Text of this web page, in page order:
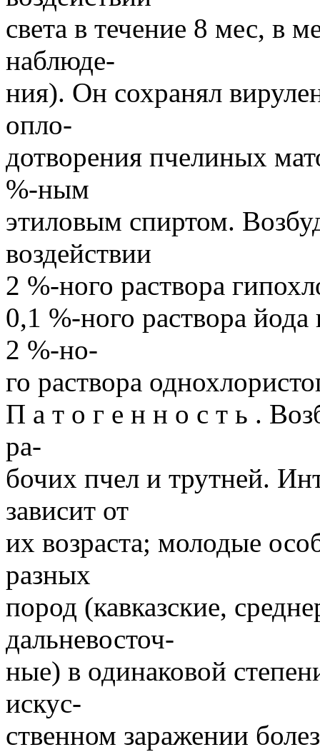
света в течение 8 мес, в
наблюде-
ния). Он сохранял
опло-
дотворения пчелиных
%-ным
этиловым спиртом.
воздействии
2 %-ного раствора
0,1 %-ного раствора
2 %-но-
го раствора
П а т о г е н н о с т ь .
ра-
бочих пчел и трутней.
зависит от
их возраста; молодые
разных
пород (кавказские,
дальневосточ-
ные) в одинаковой
искус-
ственном заражении